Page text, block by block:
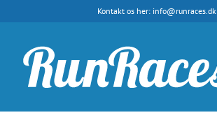
Kontakt os her: info@runraces.dk